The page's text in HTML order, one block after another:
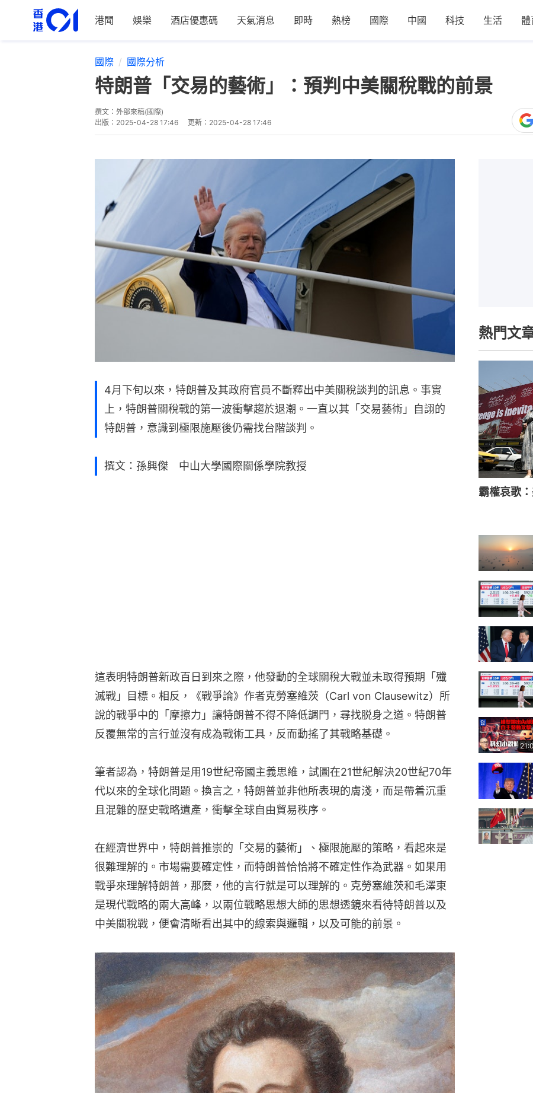
港聞 娛樂 酒店優惠碼 天氣消息 即時 熱榜 國際 中國 科技 生活 體
國際 國際分析
特朗普「交易的藝術」：預判中美關稅戰的前景
撰文： 外部來稿(國際)
出版： 2025-04-28 17:46 更新： 2025-04-28 17:46
4月下旬以來，特朗普及其政府官員不斷釋出中美關稅談判的訊息。事實
上，特朗普關稅戰的第一波衝擊趨於退潮。一直以其「交易藝術」自詡的
特朗普，意識到極限施壓後仍需找台階談判。
撰文：孫興傑 中山大學國際關係學院教授
這表明特朗普新政百日到來之際，他發動的全球關稅大戰並未取得預期「殲
滅戰」目標。相反，《戰爭論》作者克勞塞維茨（Carl von Clausewitz）所
說的戰爭中的「摩擦力」讓特朗普不得不降低調門，尋找脱身之道。特朗普
反覆無常的言行並沒有成為戰術工具，反而動搖了其戰略基礎。
筆者認為，特朗普是用19世紀帝國主義思維，試圖在21世紀解決20世紀70年
代以來的全球化問題。換言之，特朗普並非他所表現的膚淺，而是帶着沉重
且混雜的歷史戰略遺產，衝擊全球自由貿易秩序。
在經濟世界中，特朗普推崇的「交易的藝術」、極限施壓的策略，看起來是
很難理解的。市場需要確定性，而特朗普恰恰將不確定性作為武器。如果用
戰爭來理解特朗普，那麼，他的言行就是可以理解的。克勞塞維茨和毛澤東
是現代戰略的兩大高峰，以兩位戰略思想大師的思想透鏡來看待特朗普以及
中美關稅戰，便會清晰看出其中的線索與邏輯，以及可能的前景。
熱門文
霸權哀歌